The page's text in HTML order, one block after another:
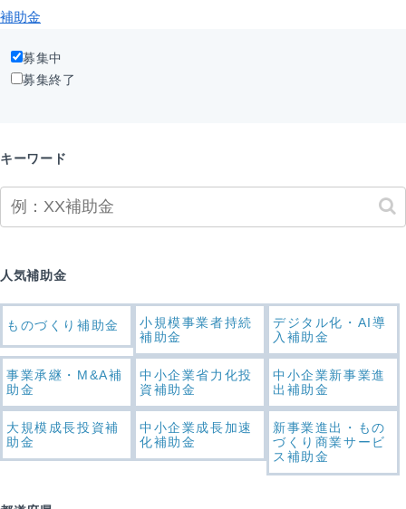
補助金
募集中
募集終了
キーワード
人気補助金
ものづくり補助金
小規模事業者持続
補助金
デジタル化・AI導
入補助金
事業承継・M&A補
助金
中小企業省力化投
資補助金
中小企業新事業進
出補助金
大規模成長投資補
助金
中小企業成長加速
化補助金
新事業進出・もの
づくり商業サービ
ス補助金